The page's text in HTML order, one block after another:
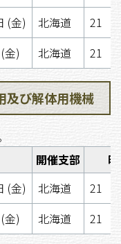
(金) 北海道
21
金) 北海道 21
及び解体用機械
開催支部
(金) 北海道
21
金) 北海道 21